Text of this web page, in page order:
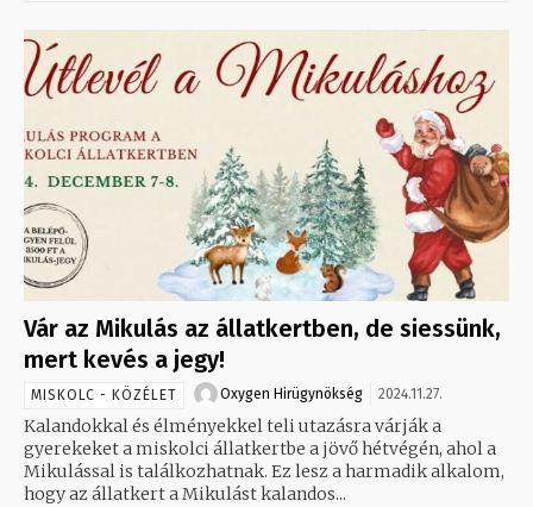
Vár az Mikulás az állatkertben, de siessünk,
mert kevés a jegy!
MISKOLC - KÖZÉLET Oxygen Hirügynökség 2024.11.27.
Kalandokkal és élményekkel teli utazásra várják a
gyerekeket a miskolci állatkertbe a jövő hétvégén, ahol a
Mikulással is találkozhatnak. Ez lesz a harmadik alkalom,
hogy az állatkert a Mikulást kalandos...